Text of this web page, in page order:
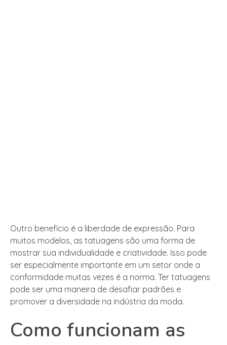
Outro benefício é a liberdade de expressão. Para
muitos modelos, as tatuagens são uma forma de
mostrar sua individualidade e criatividade. Isso pode
ser especialmente importante em um setor onde a
conformidade muitas vezes é a norma. Ter tatuagens
pode ser uma maneira de desafiar padrões e
promover a diversidade na indústria da moda.
Como funcionam as